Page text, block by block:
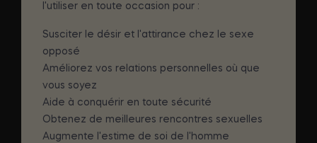
l'utiliser en toute occasion pour :
Susciter le désir et l'attirance chez le sexe
opposé
Améliorez vos relations personnelles où que
vous soyez
Aide à conquérir en toute sécurité
Obtenez de meilleures rencontres sexuelles
Augmente l'estime de soi de l'homme